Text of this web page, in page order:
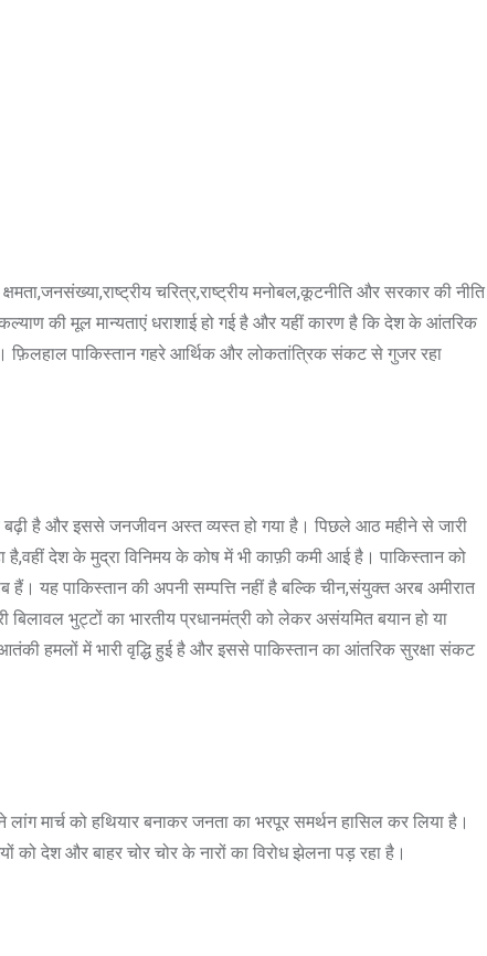
चरित्र,राष्ट्रीय मनोबल,कूटनीति और सरकार की नीति
की मूल मान्यताएं धराशाई हो गई है और यहीं कारण है कि देश के आंतरिक
फ़िलहाल पाकिस्तान गहरे आर्थिक और लोकतांत्रिक संकट से गुजर रहा
बढ़ी है और इससे जनजीवन अस्त व्यस्त हो गया है। पिछले आठ महीने से जारी
देश के मुद्रा विनिमय के कोष में भी काफ़ी कमी आई है। पाकिस्तान को
यह पाकिस्तान की अपनी सम्पत्ति नहीं है बल्कि चीन,संयुक्त अरब अमीरात
भुट्टों का भारतीय प्रधानमंत्री को लेकर असंयमित बयान हो या
हमलों में भारी वृद्धि हुई है और इससे पाकिस्तान का आंतरिक सुरक्षा संकट
मार्च को हथियार बनाकर जनता का भरपूर समर्थन हासिल कर लिया है।
देश और बाहर चोर चोर के नारों का विरोध झेलना पड़ रहा है।